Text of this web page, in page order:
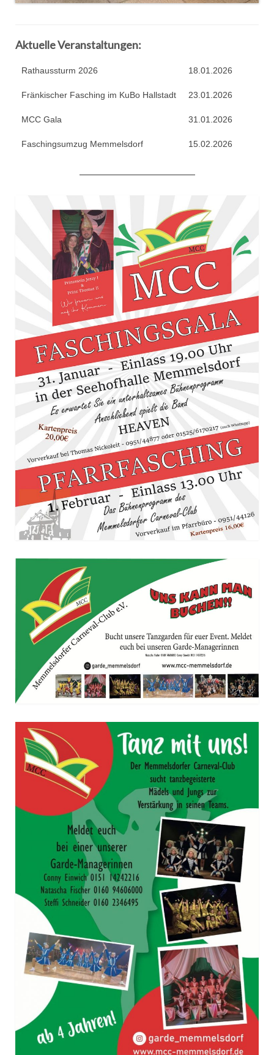
MCC Gala 2015
Jahreshaupt­versammlung 2014
Aktuelle Veranstaltungen:
Rathaussturm 2026 18.01.2026
Fränkischer Fasching im KuBo Hallstadt 23.01.2026
MCC Gala 31.01.2026
Faschingsumzug Memmelsdorf 15.02.2026